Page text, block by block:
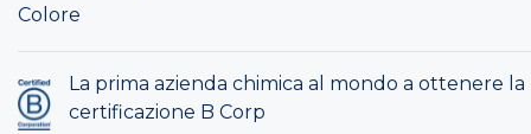
Colore
La prima azienda chimica al mondo a ottenere la
certificazione B Corp